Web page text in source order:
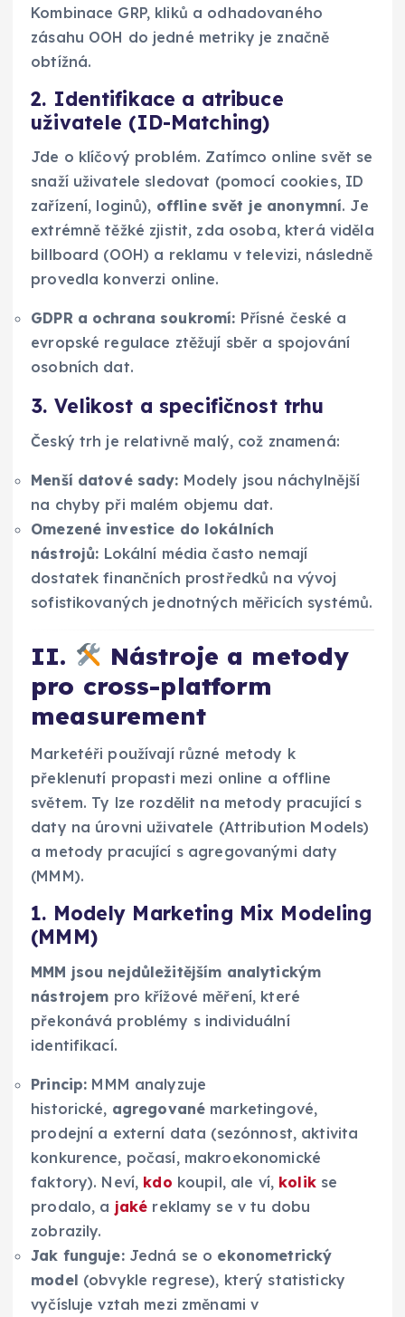
Kombinace GRP, kliků a odhadovaného
zásahu OOH do jedné metriky je značně
obtížná.
2. Identifikace a atribuce
uživatele (ID-Matching)
Jde o klíčový problém. Zatímco online svět se
snaží uživatele sledovat (pomocí cookies, ID
zařízení, loginů), offline svět je anonymní. Je
extrémně těžké zjistit, zda osoba, která viděla
billboard (OOH) a reklamu v televizi, následně
provedla konverzi online.
GDPR a ochrana soukromí: Přísné české a
evropské regulace ztěžují sběr a spojování
osobních dat.
3. Velikost a specifičnost trhu
Český trh je relativně malý, což znamená:
Menší datové sady: Modely jsou náchylnější
na chyby při malém objemu dat.
Omezené investice do lokálních
nástrojů: Lokální média často nemají
dostatek finančních prostředků na vývoj
sofistikovaných jednotných měřicích systémů.
II.
Nástroje a metody
pro cross-platform
measurement
Marketéři používají různé metody k
překlenutí propasti mezi online a offline
světem. Ty lze rozdělit na metody pracující s
daty na úrovni uživatele (Attribution Models)
a metody pracující s agregovanými daty
(MMM).
1. Modely Marketing Mix Modeling
(MMM)
MMM jsou nejdůležitějším analytickým
nástrojem pro křížové měření, které
překonává problémy s individuální
identifikací.
Princip: MMM analyzuje
historické, agregované marketingové,
prodejní a externí data (sezónnost, aktivita
konkurence, počasí, makroekonomické
faktory). Neví, kdo koupil, ale ví, kolikse
prodalo, a jaké reklamy se v tu dobu
zobrazily.
Jak funguje:Jedná se o ekonometrický
model (obvykle regrese), který statisticky
vyčísluje vztah mezi změnami v